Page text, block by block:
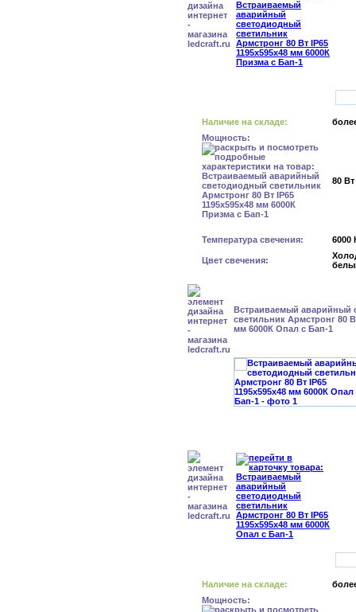
Наличие на складе:
Мощность:
80 Вт
Температура свечения: 6000
Цвет свечения:
Встраиваемый аварийный
светильник Армстронг 80
мм 6000К Опал с Бап-1
Наличие на складе:
Мощность: